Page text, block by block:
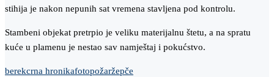
stihija je nakon nepunih sat vremena stavljena pod kontrolu.
Stambeni objekat pretrpio je veliku materijalnu štetu, a na spratu
kuće u plamenu je nestao sav namještaj i pokućstvo.
berekcrna hronikafotopožaržepče